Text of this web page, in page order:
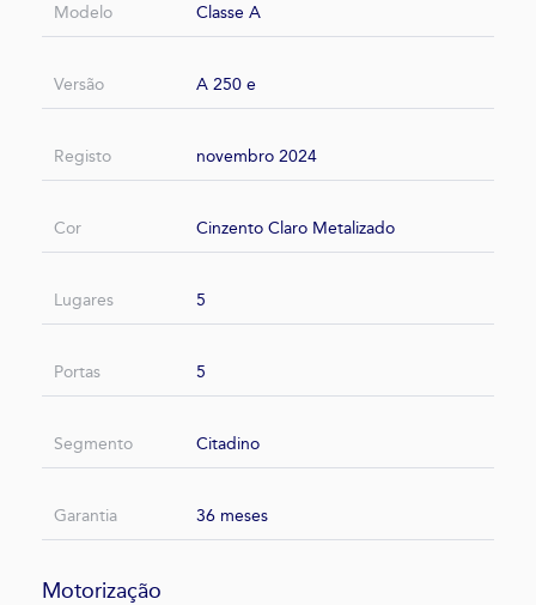
Modelo Classe A
Versão A 250 e
Registo novembro 2024
Cor Cinzento Claro Metalizado
Lugares 5
Portas 5
Segmento Citadino
Garantia 36 meses
Motorização